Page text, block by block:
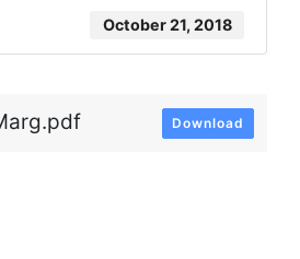
October 21, 2018
Download